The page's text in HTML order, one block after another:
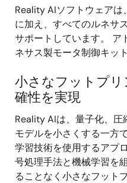
Reality AIソフトウェア
に加え、すべてのルネサ
サポートしています。 ア
ネサス製モータ制御キッ
小さなフットプ
確性を実現
Reality AIは、量子化、圧
モデルを小さくする一方
学習技術を使用するアプ
号処理手法と機械学習を
ることなく小さなフット